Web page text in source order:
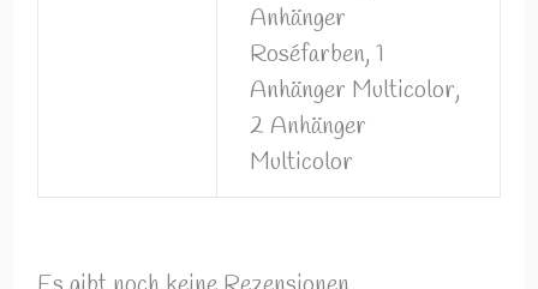
Anhänger
Roséfarben, 1
Anhänger Multicolor,
2 Anhänger
Multicolor